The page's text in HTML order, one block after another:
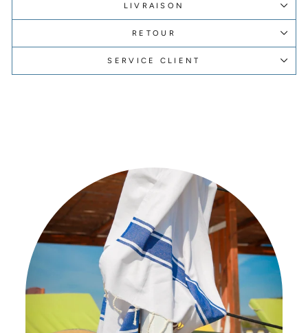
LIVRAISON
RETOUR
SERVICE CLIENT